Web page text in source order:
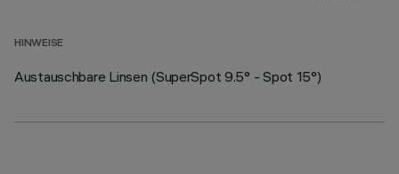
HINWEISE
Austauschbare Linsen (SuperSpot 9.5° - Spot 15°)